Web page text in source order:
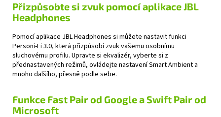
Přizpůsobte si zvuk pomocí aplikace JBL
Headphones
Pomocí aplikace JBL Headphones si můžete nastavit funkci
Personi-Fi 3.0, která přizpůsobí zvuk vašemu osobnímu
sluchovému profilu. Upravte si ekvalizér, vyberte si z
přednastavených režimů, ovládejte nastavení Smart Ambient a
mnoho dalšího, přesně podle sebe.
Funkce Fast Pair od Google a Swift Pair od
Microsoft